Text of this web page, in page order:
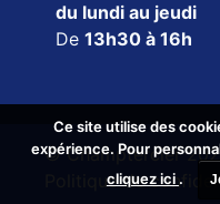
du lundi au jeudi
De 13h30 à 16h
© Champtercier
Politique de
Ce site utilise des
expérience. Pour
cliquez ici .
Ce site utilise des
expérience. Pour
cliquez ici .